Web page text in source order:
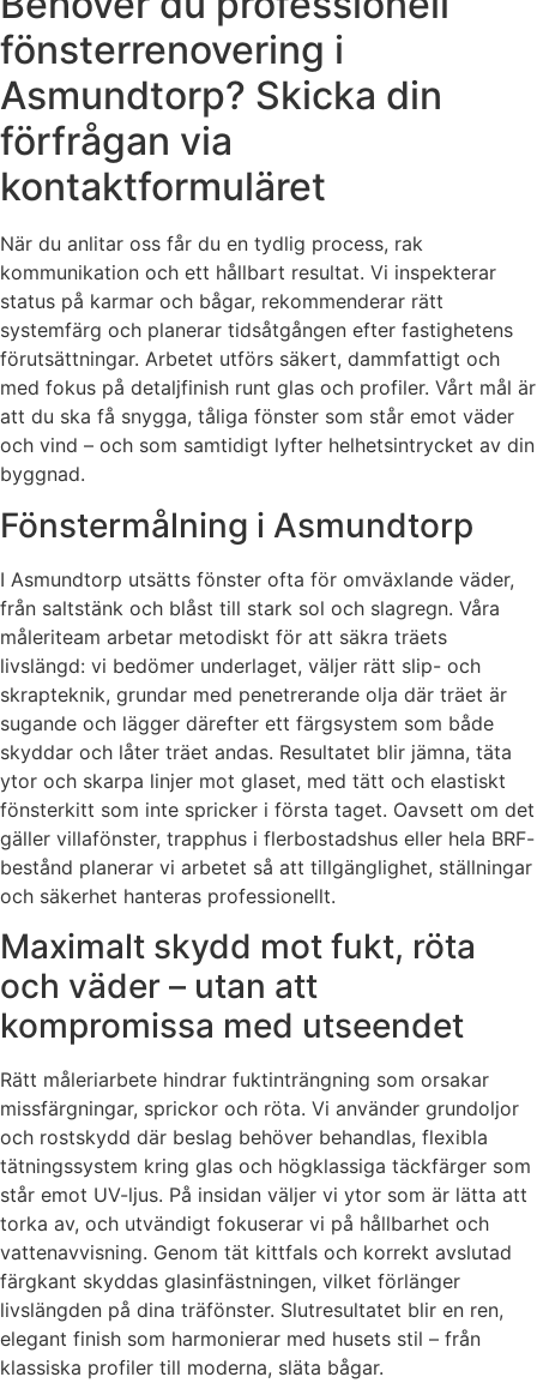
fönsterrenovering i
Asmundtorp? Skicka din
förfrågan via
kontaktformuläret
När du anlitar oss får du en tydlig process, rak
kommunikation och ett hållbart resultat. Vi inspekterar
status på karmar och bågar, rekommenderar rätt
systemfärg och planerar tidsåtgången efter fastighetens
förutsättningar. Arbetet utförs säkert, dammfattigt och
med fokus på detaljfinish runt glas och profiler. Vårt mål är
att du ska få snygga, tåliga fönster som står emot väder
och vind – och som samtidigt lyfter helhetsintrycket av din
byggnad.
Fönstermålning i Asmundtorp
I Asmundtorp utsätts fönster ofta för omväxlande väder,
från saltstänk och blåst till stark sol och slagregn. Våra
måleriteam arbetar metodiskt för att säkra träets
livslängd: vi bedömer underlaget, väljer rätt slip- och
skrapteknik, grundar med penetrerande olja där träet är
sugande och lägger därefter ett färgsystem som både
skyddar och låter träet andas. Resultatet blir jämna, täta
ytor och skarpa linjer mot glaset, med tätt och elastiskt
fönsterkitt som inte spricker i första taget. Oavsett om det
gäller villafönster, trapphus i flerbostadshus eller hela BRF-
bestånd planerar vi arbetet så att tillgänglighet, ställningar
och säkerhet hanteras professionellt.
Maximalt skydd mot fukt, röta
och väder – utan att
kompromissa med utseendet
Rätt måleriarbete hindrar fuktinträngning som orsakar
missfärgningar, sprickor och röta. Vi använder grundoljor
och rostskydd där beslag behöver behandlas, flexibla
tätningssystem kring glas och högklassiga täckfärger som
står emot UV-ljus. På insidan väljer vi ytor som är lätta att
torka av, och utvändigt fokuserar vi på hållbarhet och
vattenavvisning. Genom tät kittfals och korrekt avslutad
färgkant skyddas glasinfästningen, vilket förlänger
livslängden på dina träfönster. Slutresultatet blir en ren,
elegant finish som harmonierar med husets stil – från
klassiska profiler till moderna, släta bågar.